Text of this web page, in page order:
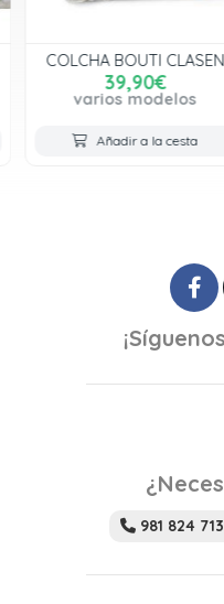
COLCHA BOUTI CLASEN
39,90€
varios modelos
Añadir a la cesta
981 824 713